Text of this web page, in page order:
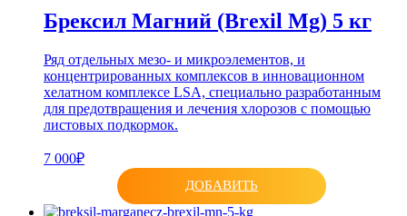
Брексил Магний (Brexil Mg) 5 кг
Ряд отдельных мезо- и микроэлементов, и
концентрированных комплексов в инновационном
хелатном комплексе LSA, специально разработанным
для предотвращения и лечения хлорозов с помощью
листовых подкормок.
7 000₽
ДОБАВИТЬ